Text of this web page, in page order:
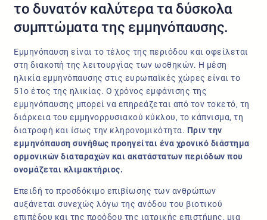
το δυνατόν καλύτερα τα δύσκολα
συμπτώματα της εμμηνόπαυσης.
Εμμηνόπαυση είναι το τέλος της περιόδου και οφείλεται
στη διακοπή της λειτουργίας των ωοθηκών. Η μέση
ηλικία εμμηνόπαυσης στις ευρωπαϊκές χώρες είναι το
51ο έτος της ηλικίας. Ο χρόνος εμφάνισης της
εμμηνόπαυσης μπορεί να επηρεάζεται από τον τοκετό, τη
διάρκεια του εμμηνορρυσιακού κύκλου, το κάπνισμα, τη
διατροφή και ίσως την κληρονομικότητα. Πριν την
εμμηνόπαυση συνήθως προηγείται ένα χρονικό διάστημα
ορμονικών διαταραχών και ακατάστατων περιόδων που
ονομάζεται κλιμακτήριος.
Επειδή το προσδόκιμο επιβίωσης των ανθρώπων
αυξάνεται συνεχώς λόγω της ανόδου του βιοτικού
επιπέδου και της προόδου της ιατρικής επιστήμης, μια